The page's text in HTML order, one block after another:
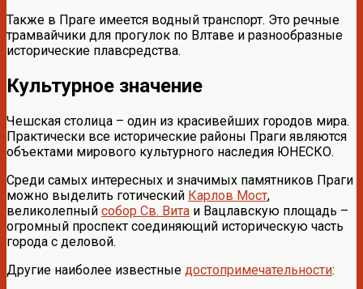
Также в Праге имеется водный транспорт. Это речные
трамвайчики для прогулок по Влтаве и разнообразные
исторические плавсредства.
Культурное значение
Чешская столица – один из красивейших городов мира.
Практически все исторические районы Праги являются
объектами мирового культурного наследия ЮНЕСКО.
Среди самых интересных и значимых памятников Праги
можно выделить готический Карлов Мост,
великолепный собор Св. Вита и Вацлавскую площадь –
огромный проспект соединяющий историческую часть
города с деловой.
Другие наиболее известные достопримечательности: